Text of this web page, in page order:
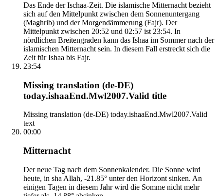
Das Ende der Ischaa-Zeit. Die islamische Mitternacht bezieht
sich auf den Mittelpunkt zwischen dem Sonnenuntergang
(Maghrib) und der Morgendämmerung (Fajr). Der
Mittelpunkt zwischen 20:52 und 02:57 ist 23:54. In
nördlichen Breitengraden kann das Ishaa im Sommer nach der
islamischen Mitternacht sein. In diesem Fall erstreckt sich die
Zeit für Ishaa bis Fajr.
23:54
Missing translation (de-DE)
today.ishaaEnd.Mwl2007.Valid title
Missing translation (de-DE) today.ishaaEnd.Mwl2007.Valid
text
00:00
Mitternacht
Der neue Tag nach dem Sonnenkalender. Die Sonne wird
heute, in sha Allah, -21.85° unter den Horizont sinken. An
einigen Tagen in diesem Jahr wird die Somme nicht mehr